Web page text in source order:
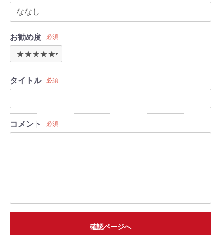
お勧め度 必須
タイトル 必須
コメント 必須
確認ページへ